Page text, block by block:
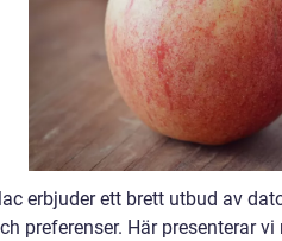
erbjuder ett brett utbud av
preferenser. Här presenterar